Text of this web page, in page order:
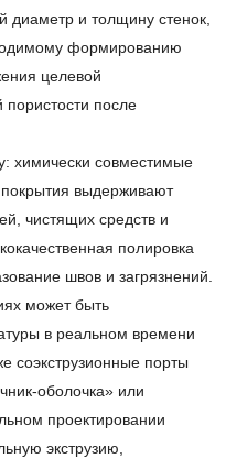
диаметр и толщину стенок,
формированию
целевой
после
химически совместимые
выдерживают
чистящих средств и
полировка
швов и загрязнений.
может быть
в реальном времени
соэкструзионные порты
оболочка» или
проектировании
экструзию,